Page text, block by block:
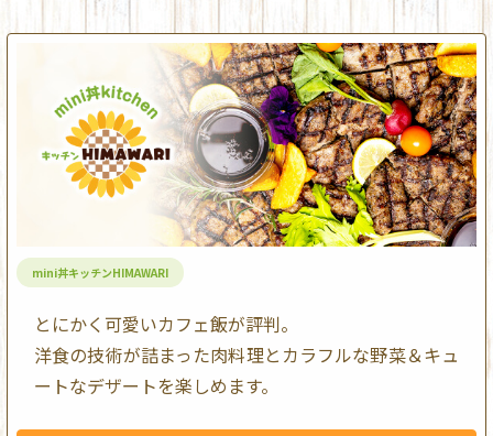
mini丼キッチンHIMAWARI
とにかく可愛いカフェ飯が評判。
洋食の技術が詰まった肉料理とカラフルな野菜＆キュ
ートなデザートを楽しめます。